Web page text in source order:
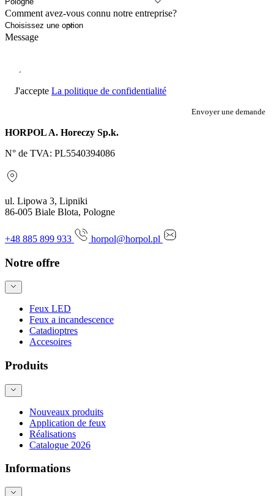
Comment avez-vous connu notre entreprise?
Message
J'accepte La politique de confidentialité
Envoyer une demande
HORPOL A. Horeczy Sp.k.
N° de TVA: PL5540394086
ul. Lipowa 3, Lipniki
86-005 Biale Blota, Pologne
+48 885 899 933 horpol@horpol.pl
Notre offre
Feux LED
Feux a incandescence
Catadioptres
Accesoires
Produits
Nouveaux produits
Application de feux
Réalisations
Catalogue 2026
Informations